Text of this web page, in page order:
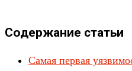
Содержание статьи
Самая первая